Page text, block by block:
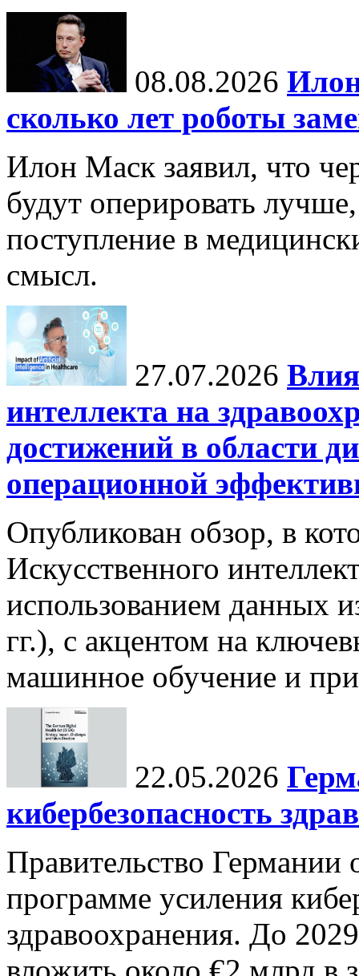
08.08.2026
сколько лет роботы
Илон Маск заявил, что
будут оперировать
поступление в
смысл.
27.07.2026
интеллекта на
достижений в области
операционной
Опубликован обзор, в
Искусственного
использованием данных
гг.), с акцентом на
машинное обучение и
22.05.2026
кибербезопасность
Правительство
программе усиления
здравоохранения. До